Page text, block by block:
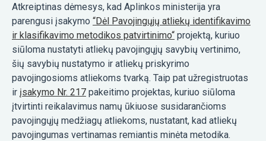
Atkreiptinas dėmesys, kad Aplinkos ministerija yra
parengusi įsakymo “Dėl Pavojingųjų atliekų identifikavimo
ir klasifikavimo metodikos patvirtinimo“ projektą, kuriuo
siūloma nustatyti atliekų pavojingųjų savybių vertinimo,
šių savybių nustatymo ir atliekų priskyrimo
pavojingosioms atliekoms tvarką. Taip pat užregistruotas
ir įsakymo Nr. 217 pakeitimo projektas, kuriuo siūloma
įtvirtinti reikalavimus namų ūkiuose susidarančioms
pavojingųjų medžiagų atliekoms, nustatant, kad atliekų
pavojingumas vertinamas remiantis minėta metodika.